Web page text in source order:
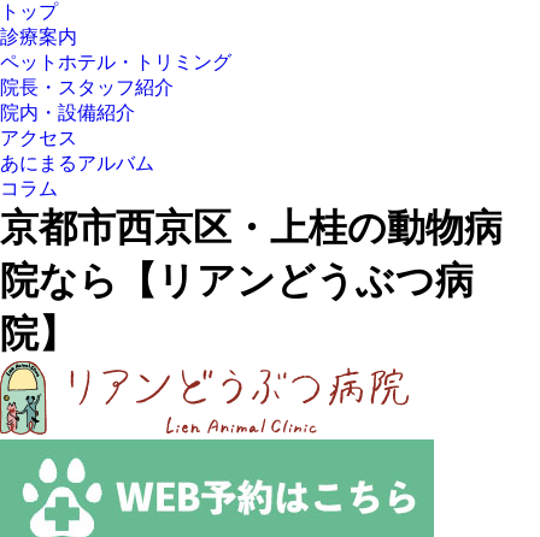
トップ
診療案内
ペットホテル・トリミング
院長・スタッフ紹介
院内・設備紹介
アクセス
あにまるアルバム
コラム
京都市西京区・上桂の動物病
院なら【リアンどうぶつ病
院】